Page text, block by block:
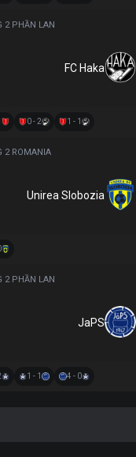
2 PHẦN LAN
FC Haka
0 - 2 1 - 1
2 ROMANIA
Unirea Slobozia
2 PHẦN LAN
JaPS
1 - 1 4 - 0